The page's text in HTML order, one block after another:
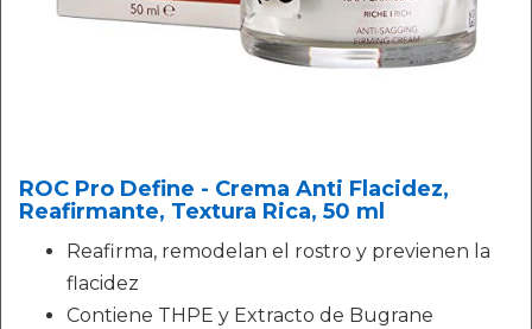
ROC Pro Define - Crema Anti Flacidez,
Reafirmante, Textura Rica, 50 ml
Reafirma, remodelan el rostro y previenen la
flacidez
Contiene THPE y Extracto de Bugrane